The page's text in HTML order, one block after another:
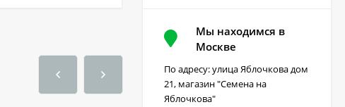
Мы находимся в
Москве
По адресу: улица Яблочкова дом
21, магазин "Семена на
Яблочкова"
220₽